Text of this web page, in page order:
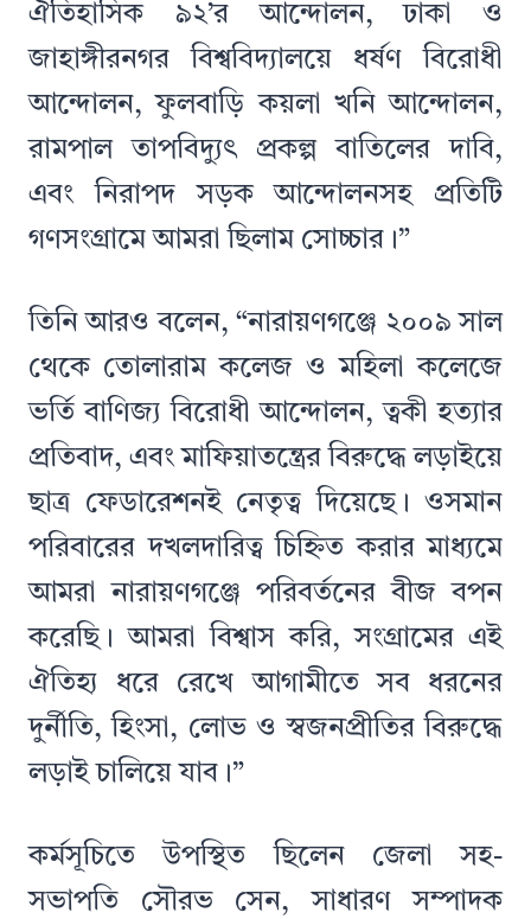
ঐতিহাসিক ৯২’র আন্দোলন, ঢাকা ও
জাহাঙ্গীরনগর বিশ্ববিদ্যালয়ে ধর্ষণ বিরোধী
আন্দোলন, ফুলবাড়ি কয়লা খনি আন্দোলন,
রামপাল তাপবিদ্যুৎ প্রকল্প বাতিলের দাবি,
এবং নিরাপদ সড়ক আন্দোলনসহ প্রতিটি
গণসংগ্রামে আমরা ছিলাম সোচ্চার।”
তিনি আরও বলেন, “নারায়ণগঞ্জে ২০০৯ সাল
থেকে তোলারাম কলেজ ও মহিলা কলেজে
ভর্তি বাণিজ্য বিরোধী আন্দোলন, ত্বকী হত্যার
প্রতিবাদ, এবং মাফিয়াতন্ত্রের বিরুদ্ধে লড়াইয়ে
ছাত্র ফেডারেশনই নেতৃত্ব দিয়েছে। ওসমান
পরিবারের দখলদারিত্ব চিহ্নিত করার মাধ্যমে
আমরা নারায়ণগঞ্জে পরিবর্তনের বীজ বপন
করেছি। আমরা বিশ্বাস করি, সংগ্রামের এই
ঐতিহ্য ধরে রেখে আগামীতে সব ধরনের
দুর্নীতি, হিংসা, লোভ ও স্বজনপ্রীতির বিরুদ্ধে
লড়াই চালিয়ে যাব।”
কর্মসূচিতে উপস্থিত ছিলেন জেলা সহ-
সভাপতি সৌরভ সেন, সাধারণ সম্পাদক